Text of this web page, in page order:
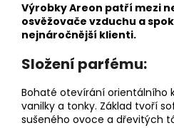
Výrobky Areon patří mezi
osvěžovače vzduchu a
nejnáročnější klienti.
Složení parfému:
Bohaté otevírání orientálního
vanilky a tonky. Základ tvoří
sušeného ovoce a dřevitých